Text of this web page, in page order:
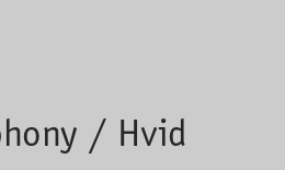
/ Hvid